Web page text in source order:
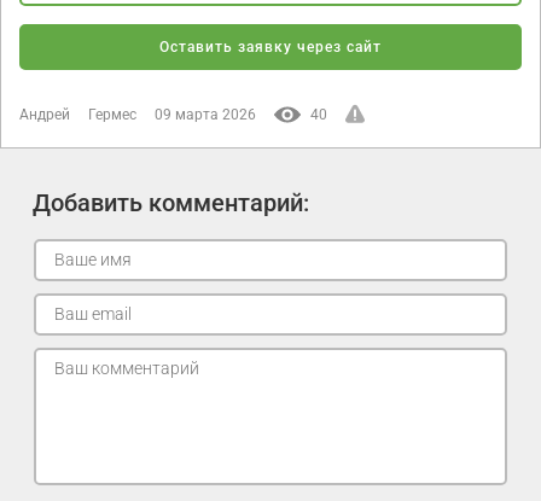
Оставить заявку через сайт
Андрей Гермес 09 марта 2026 40
Добавить комментарий: